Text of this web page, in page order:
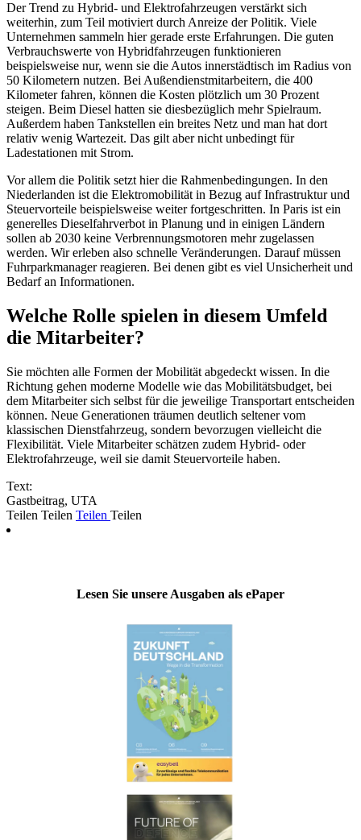
Der Trend zu Hybrid- und Elektrofahrzeugen verstärkt sich
weiterhin, zum Teil motiviert durch Anreize der Politik. Viele
Unternehmen sammeln hier gerade erste Erfahrungen. Die guten
Verbrauchswerte von Hybridfahrzeugen funktionieren
beispielsweise nur, wenn sie die Autos innerstädtisch im Radius von
50 Kilometern nutzen. Bei Außendienstmitarbeitern, die 400
Kilometer fahren, können die Kosten plötzlich um 30 Prozent
steigen. Beim Diesel hatten sie diesbezüglich mehr Spielraum.
Außerdem haben Tankstellen ein breites Netz und man hat dort
relativ wenig Wartezeit. Das gilt aber nicht unbedingt für
Ladestationen mit Strom.
Vor allem die Politik setzt hier die Rahmenbedingungen. In den
Niederlanden ist die Elektromobilität in Bezug auf Infrastruktur und
Steuervorteile beispielsweise weiter fortgeschritten. In Paris ist ein
generelles Dieselfahrverbot in Planung und in einigen Ländern
sollen ab 2030 keine Verbrennungsmotoren mehr zugelassen
werden. Wir erleben also schnelle Veränderungen. Darauf müssen
Fuhrparkmanager reagieren. Bei denen gibt es viel Unsicherheit und
Bedarf an Informationen.
Welche Rolle spielen in diesem Umfeld
die Mitarbeiter?
Sie möchten alle Formen der Mobilität abgedeckt wissen. In die
Richtung gehen moderne Modelle wie das Mobilitätsbudget, bei
dem Mitarbeiter sich selbst für die jeweilige Transportart entscheiden
können. Neue Generationen träumen deutlich seltener vom
klassischen Dienstfahrzeug, sondern bevorzugen vielleicht die
Flexibilität. Viele Mitarbeiter schätzen zudem Hybrid- oder
Elektrofahrzeuge, weil sie damit Steuervorteile haben.
Text:
Gastbeitrag, UTA
Teilen Teilen Teilen Teilen
Lesen Sie unsere Ausgaben als ePaper